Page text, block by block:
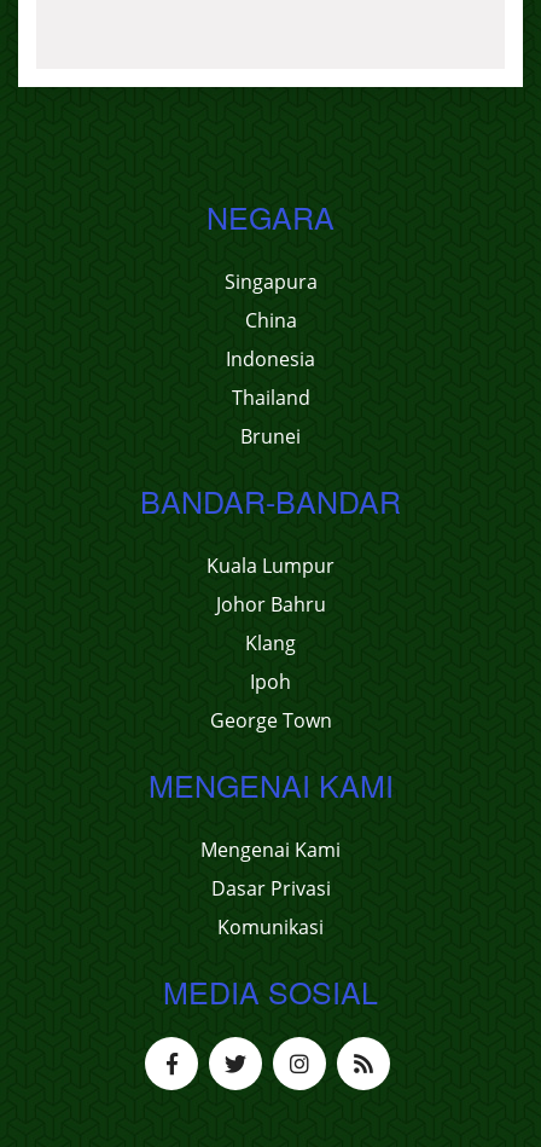
NEGARA
Singapura
China
Indonesia
Thailand
Brunei
BANDAR-BANDAR
Kuala Lumpur
Johor Bahru
Klang
Ipoh
George Town
MENGENAI KAMI
Mengenai Kami
Dasar Privasi
Komunikasi
MEDIA SOSIAL